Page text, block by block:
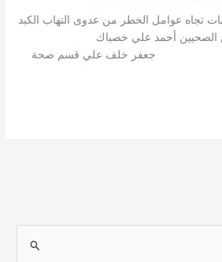
تجاه عوامل الخطر من عدوى التهاب الكبد
الصحيين أحمد علي خصباك
جعفر خلف علي قسم صحة